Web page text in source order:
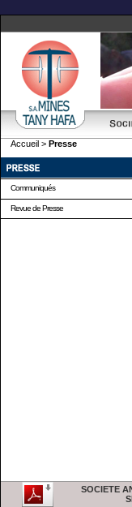
Accueil > Presse
Communiqués
Revue de Presse
SOCIETE